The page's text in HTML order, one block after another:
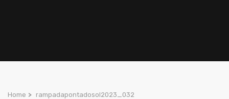
Home > rampadapontadosol2023_032